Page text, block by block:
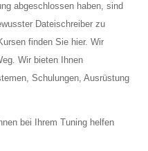
abgeschlossen haben, sind
Dateischreiber zu
finden Sie hier. Wir
Wir bieten Ihnen
Schulungen, Ausrüstung
bei Ihrem Tuning helfen